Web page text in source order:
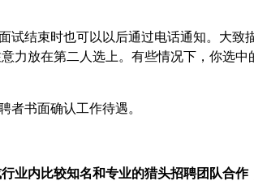
试结束时也可以以后通过电话通知。大
力放在第二人选上。有些情况下，你选
者书面确认工作待遇。
业内比较知名和专业的猎头招聘团队合